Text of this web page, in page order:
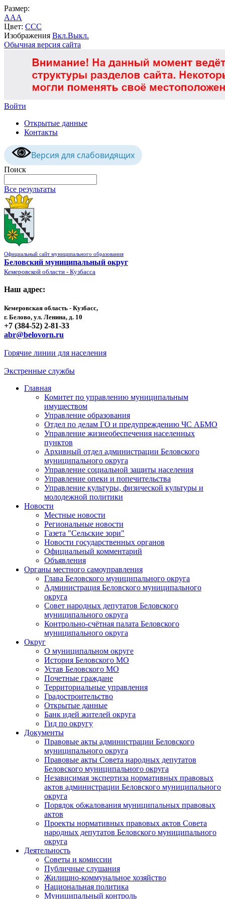
Размер:
AAA
Цвет: CCC
Изображения Вкл.Выкл.
Обычная версия сайта
Войти
Открытые данные
Контакты
Версия для слабовидящих
Поиск
Все результаты
Официальный сайт муниципального образования
Беловский муниципальный округ
Кемеровской области - Кузбасса
Наш адрес:
Кемеровская область - Кузбасс,
г. Белово, ул. Ленина, д. 10
+7 (384-52) 2-81-33
abr@belovorn.ru
Горячие линии для населения
Экстренные службы
Главная
Комитет по управлению муниципальным
имуществом
Управление образования
Отдел по делам ГО и предупреждению ЧС АБМО
Управление жизнеобеспечения населенных
пунктов
Архивный отдел администрации Беловского
муниципального округа
Управление социальной защиты населения
Управление опеки и попечительства
Управление культуры, физической культуры и
молодежной политики
Новости
Местные новости
Региональные новости
Газета "Сельские зори"
Новости государственных органов
Официальный комментарий
Объявления
Органы местного самоуправления
Глава Беловского муниципального округа
Администрация Беловского муниципального
округа
Совет народных депутатов Беловского
муниципального округа
Контрольно-счётная палата Беловского
муниципального округа
Округ
О муниципальном округе
История Беловского МО
Устав Беловского МО
Почетные граждане
Территориальные управления
Градостроительство
Открытые данные
Банк идей жителей округа
Гид по округу
Документы
Правовые акты администрации Беловского
муниципального округа
Правовые акты Совета народных депутатов
Беловского муниципального округа
Независимая экспертиза нормативных правовых
актов администрации Беловского муниципального
округа
Порядок обжалования муниципальных правовых
актов
Проекты нормативных правовых актов Совета
народных депутатов Беловского муниципального
округа
Деятельность
Советы и комиссии
Публичные слушания
Жилищно-коммунальное хозяйство
Национальная политика
Муниципальный контроль